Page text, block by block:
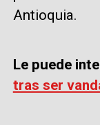
Antioquia.
Le puede
tras ser